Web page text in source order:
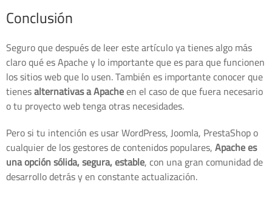
Conclusión
Seguro que después de leer este artículo ya tienes algo más
claro qué es Apache y lo importante que es para que funcionen
los sitios web que lo usen. También es importante conocer que
tienesalternativas a Apacheen el caso de que fuera necesario
o tu proyecto web tenga otras necesidades.
Pero si tu intención es usar WordPress, Joomla, PrestaShop o
cualquier de los gestores de contenidos populares,Apache es
una opción sólida, segura, estable, con una gran comunidad de
desarrollo detrás y en constante actualización.